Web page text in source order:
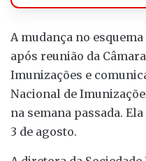
A mudança no
após reunião da
Imunizações e
Nacional de
na semana passada.
3 de agosto.